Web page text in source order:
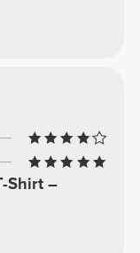
Shirt –